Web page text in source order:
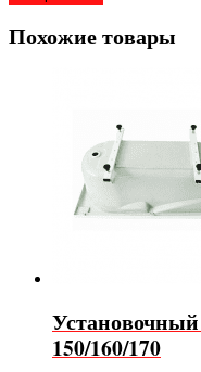
Похожие товары
150/160/170